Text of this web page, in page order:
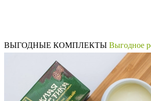
ВЫГОДНЫЕ КОМПЛЕКТЫ Выгодное